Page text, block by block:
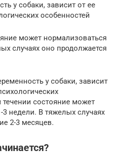
у собаки, зависит от ее
особенностей
может нормализоваться
случаях оно продолжается
у собаки, зависит
состояние может
3 недели. В тяжелых случаях
2-3 месяцев.